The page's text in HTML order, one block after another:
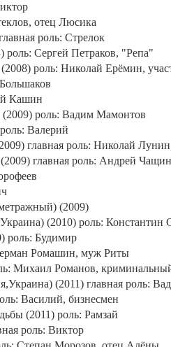
отец Люсика
роль: Стрелок
Сергей Петраков, "Репа"
роль: Николай Ерёмин,
Кашин
(2009) роль: Вадим Мамонтов
Валерий
главная роль: Николай
главная роль: Андрей Чащин
(2009)
(2010) роль:
роль: Будимир
Ромашин, муж Риты
Михаил Романов,
(2011) главная роль:
Василий, бизнесмен
(2011) роль: Рамзай
роль: Виктор